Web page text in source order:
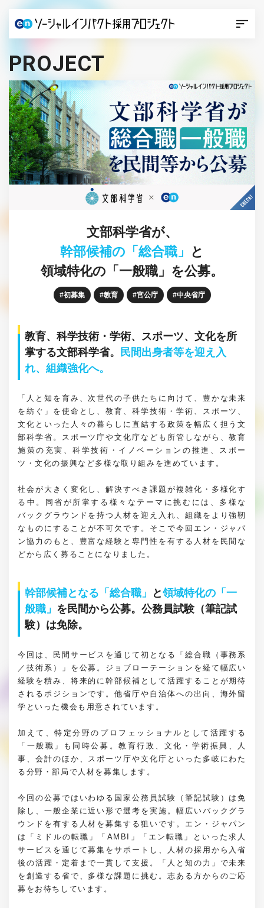
PROJECT
文部科学省が、
幹部候補の「総合職」 と
領域特化の「一般職」を公募。
初募集 教育 官公庁 中央省庁
教育、科学技術・学術、スポーツ、文化を所
掌する文部科学省。 民間出身者等を迎え入
れ、組織強化へ。
「人と知を育み、次世代の子供たちに向けて、豊かな未来
を紡ぐ」を使命とし、教育、科学技術・学術、スポーツ、
文化といった人々の暮らしに直結する政策を幅広く担う文
部科学省。スポーツ庁や文化庁なども所管しながら、教育
施策の充実、科学技術・イノベーションの推進、スポー
ツ・文化の振興など多様な取り組みを進めています。
社会が大きく変化し、解決すべき課題が複雑化・多様化す
る中。同省が所掌する様々なテーマに挑むには、多様な
バックグラウンドを持つ人材を迎え入れ、組織をより強靭
なものにすることが不可欠です。そこで今回エン・ジャパ
ン協力のもと、豊富な経験と専門性を有する人材を民間な
どから広く募ることになりました。
幹部候補となる「総合職」 と領域特化の「一
般職」 を民間から公募。公務員試験（筆記試
験）は免除。
今回は、民間サービスを通じて初となる「総合職（事務系
／技術系）」を公募。ジョブローテーションを経て幅広い
経験を積み、将来的に幹部候補として活躍することが期待
されるポジションです。他省庁や自治体への出向、海外留
学といった機会も用意されています。
加えて、特定分野のプロフェッショナルとして活躍する
「一般職」も同時公募。教育行政、文化・学術振興、人
事、会計のほか、スポーツ庁や文化庁といった多岐にわた
る分野・部局で人材を募集します。
今回の公募ではいわゆる国家公務員試験（筆記試験）は免
除し、一般企業に近い形で選考を実施。幅広いバックグラ
ウンドを有する人材を募集する狙いです。エン・ジャパン
は「ミドルの転職」「AMBI」「エン転職」といった求人
サービスを通じて募集をサポートし、人材の採用から入省
後の活躍・定着まで一貫して支援。「人と知の力」で未来
を創造する省で、多様な課題に挑む。志ある方からのご応
募をお待ちしています。